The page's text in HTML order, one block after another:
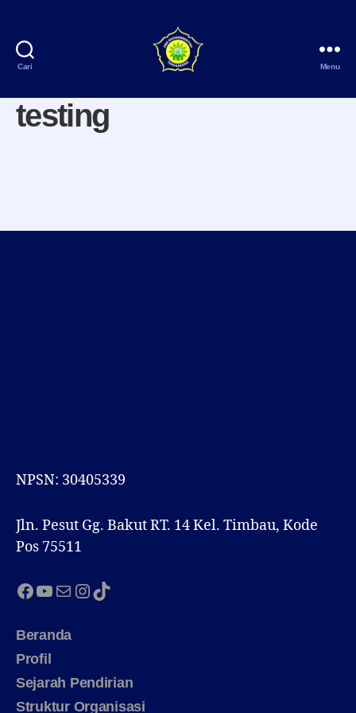
Cari
Muhammadiyah
Menu
testing
NPSN: 30405339
Jln. Pesut Gg. Bakut RT. 14 Kel. Timbau, Kode
Pos 75511
Facebook
YouTube
MailInstagram
TikTok
Beranda
Profil
Sejarah Pendirian
Struktur Organisasi